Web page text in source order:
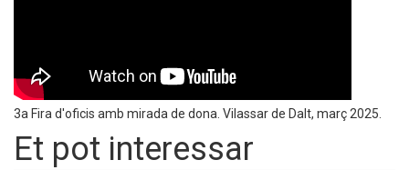
3a Fira d'oficis amb mirada de dona. Vilassar de Dalt, març 2025.
Et pot interessar